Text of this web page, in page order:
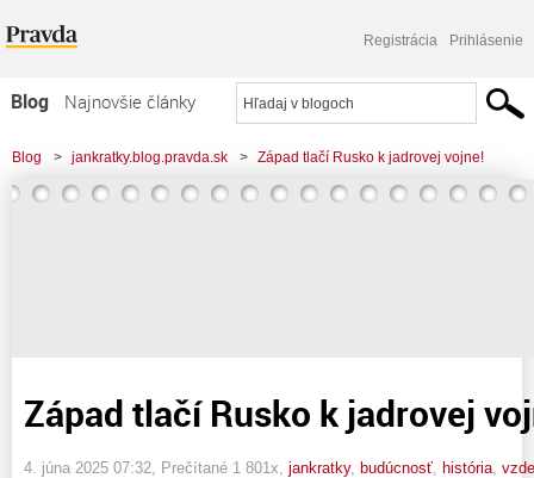
Registrácia Prihlásenie
Blog
Najnovšie články
Najčítanejšie články
Najkomentovanejšie články
Blog > jankratky.blog.pravda.sk > Západ tlačí Rusko k jadrovej vojne!
Západ tlačí Rusko k jadrovej
4. júna 2025 07:32 , Prečítané 1 801x, jankratky, budúcnosť história